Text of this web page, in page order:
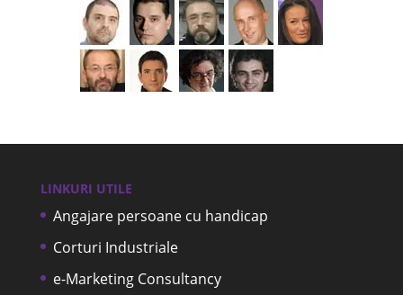
Angajare persoane cu handicap
Corturi Industriale
e-Marketing Consultancy
Kidibot.com Educational Platform